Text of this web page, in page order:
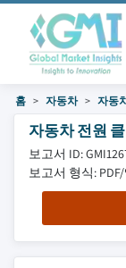
홈 자동차 자동
자동차 전원
보고서 ID:
보고서 형식: